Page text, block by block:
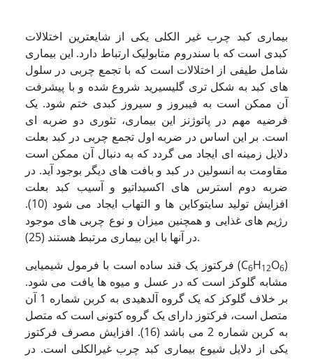
بیماری کبد چرب غیر الکلی یکی از شایعترین اختلالات
کبدی است که با سندروم متابولیک ارتباط دارد. این بیماری
شامل طیفی از اختلالات است که با تجمع چربی در سلول
های کبد به شکل تری گلیسیرید شروع شده و با پیشرفت
آن ممکن است به فیبروز و سیروز کبدی ختم شود. یک
فرضیه مهم در پاتوژنز این بیماری، تئوری دو ضربه ای
است. بر این اساس در ضربه اول تجمع چربی در کبد بعلت
دلایل زمینه ای ایجاد می گردد که به دنبال آن ممکن است
مقاومت به انسولین در کبد و بافت های دیگر بوجود آید. در
ضربه دوم استرس های اکسیداتیو و آسیب کبد بعلت
افزایش تولید سایتوکاین ها و التهاب ایجاد می شود (10).
رژیم های غذایی و همچنین میزان و نوع چربی های موجود
در آنها با این بیماری مرتبط هستند (25).
فرکتوز یک قند ساده است با فرمول شیمیایی (C6H12O6)
مشابه گلوکز است که در عسل و میوه ها یافت می شود.
بر خلاف گلوکز که یک گروه آلدهیدی به کربن شماره 1 آن
متصل است، فرکتوز دارای یک گروه کتونی است که متصل
به کربن شماره 2 می باشد (16). افزایش مصرف فرکتوز
یکی از دلایل شیوع بیماری کبد چرب غیرالکلی است. در